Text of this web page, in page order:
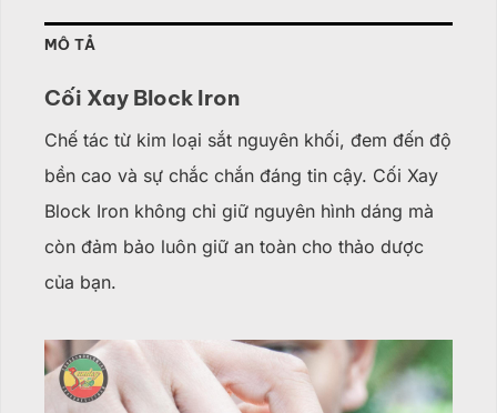
MÔ TẢ
Cối Xay Block Iron
Chế tác từ kim loại sắt nguyên khối, đem đến độ
bền cao và sự chắc chắn đáng tin cậy. Cối Xay
Block Iron không chỉ giữ nguyên hình dáng mà
còn đảm bảo luôn giữ an toàn cho thảo dược
của bạn.